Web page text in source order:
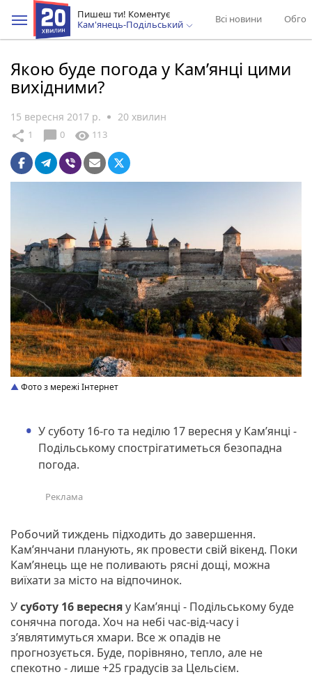
Пишеш ти! Коментує
Кам'янець-Подільський
Всі новини
Якою буде погода у Кам’янці цими
вихідними?
15 вересня 2017 р. 20 хвилин
share 1 chat_bubble 0 visibility 113
Фото з мережі Інтернет
У суботу 16-го та неділю 17 вересня у Кам’янці -
Подільському спострігатиметься безопадна
погода.
Робочий тиждень підходить до завершення.
Кам’янчани планують, як провести свій вікенд. Поки
Кам’янець ще не поливають рясні дощі, можна
виїхати за місто на відпочинок.
Усуботу 16 вересняу Кам’янці - Подільському буде
сонячна погода. Хоч на небі час-від-часу і
з’являтимуться хмари. Все ж опадів не
прогнозується. Буде, порівняно, тепло, але не
спекотно - лише +25 градусів за Цельсієм.